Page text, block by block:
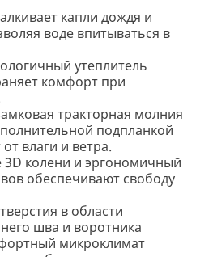
капли дождя и
воде впитываться в
утеплитель
комфорт при
тракторная молния
подпланкой
влаги и ветра.
колени и эргономичный
обеспечивают свободу
в области
шва и воротника
микроклимат